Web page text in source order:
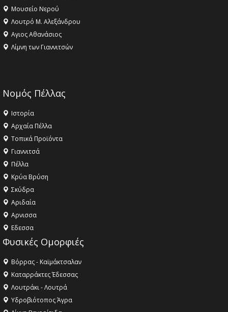
Μουσείο Νερού
Λουτρό Μ. Αλεξάνδρου
Αγιος Αθανάσιος
Λίμνη των Γιαννιτσών
Νομός Πέλλας
Ιστορία
Αρχαία Πέλλα
Τοπικά Προϊόντα
Γιαννιτσά
Πέλλα
Κρύα Βρύση
Σκύδρα
Αριδαία
Aρνισσα
Eδεσσα
Φυσικές Ομορφιές
Βόρρας - Καϊμάκτσαλαν
Καταρράκτες Έδεσσας
Λουτράκι - Λουτρά
Υδροβιότοπος Άγρα